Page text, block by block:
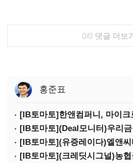
0/0 댓글 더보기
홍준표